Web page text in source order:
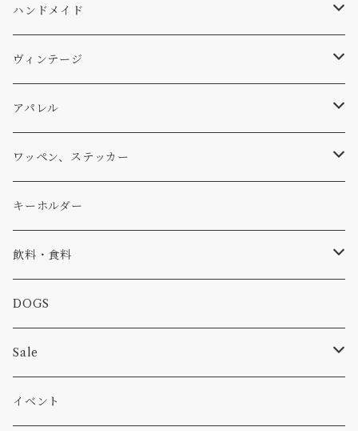
バッグ
パンツ
パーカー・トレーナー
アウター
コラボ
食品
WEAR
Ten
アメリカ軍払い下げ
...mura
エアフレッシュナー
小物
ヘルメット
キッチン
スリーピング
小物
コーヒー
焚き火
サーフ
スキー
ハンドメイド
ステッカー
ワッペン
小物
ヴィンテージ
ワッペン
ステッカー
小物
バイク
カー
アパレル
Tシャツ
キャップ、ニット
バッグ
小物
パンツ
パーカー・トレーナー
ワッペン、ステッカー
ワッペン
ステッカー
ピン
キーホルダー
飲料・食料
コーヒー
食べ物
DOGS
Sale
カー
イベント